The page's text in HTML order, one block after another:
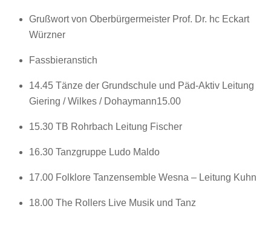
Grußwort von Oberbürgermeister Prof. Dr. hc Eckart
Würzner
Fassbieranstich
14.45 Tänze der Grundschule und Päd-Aktiv Leitung
Giering / Wilkes / Dohaymann15.00
15.30 TB Rohrbach Leitung Fischer
16.30 Tanzgruppe Ludo Maldo
17.00 Folklore Tanzensemble Wesna – Leitung Kuhn
18.00 The Rollers Live Musik und Tanz